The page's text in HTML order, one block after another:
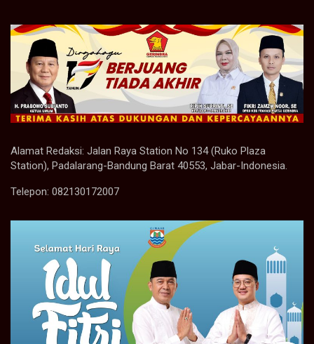
Alamat Redaksi: Jalan Raya Station No 134 (Ruko Plaza
Station), Padalarang-Bandung Barat 40553, Jabar-Indonesia.
Telepon: 082130172007